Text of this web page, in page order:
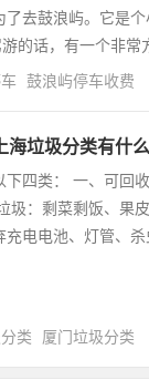
了去鼓浪屿。它是
的话，有一个非
鼓浪屿停车收费
海垃圾分类有什
四类： 一、可回
圾：剩菜剩饭、果
充电电池、灯管、
类 厦门垃圾分类